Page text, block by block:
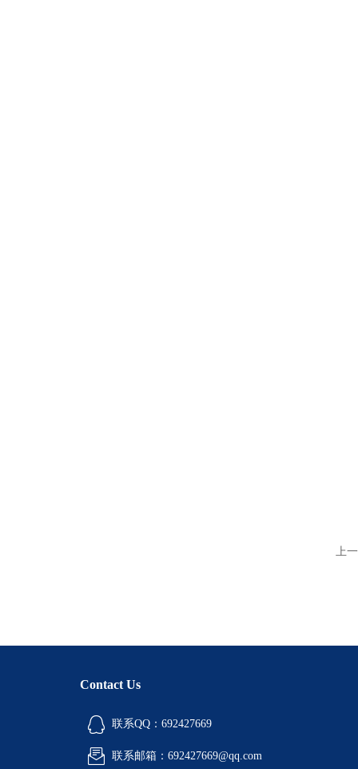
上
Contact Us
联系QQ：692427669
联系邮箱：692427669@qq.com